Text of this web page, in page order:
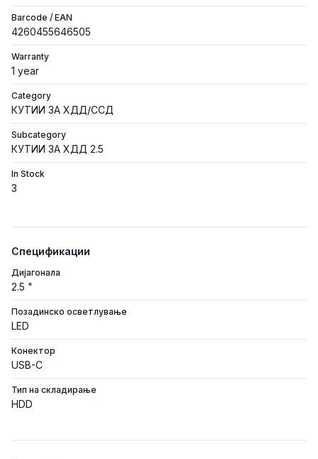
Barcode / EAN
4260455646505
Warranty
1 year
Category
КУТИИ ЗА ХДД/ССД
Subcategory
КУТИИ ЗА ХДД 2.5
In Stock
3
Спецификации
Дијагонала
2.5 "
Позадинско осветлување
LED
Конектор
USB-C
Тип на складирање
HDD